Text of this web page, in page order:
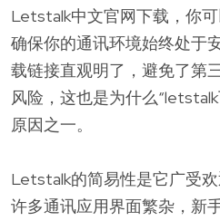
Letstalk中文官网下载，你
确保你的通讯环境始终处于
载链接直观明了，避免了第
风险，这也是为什么
原因之一。
Letstalk的简易性是它广受欢
许多通讯应用界面繁杂，新